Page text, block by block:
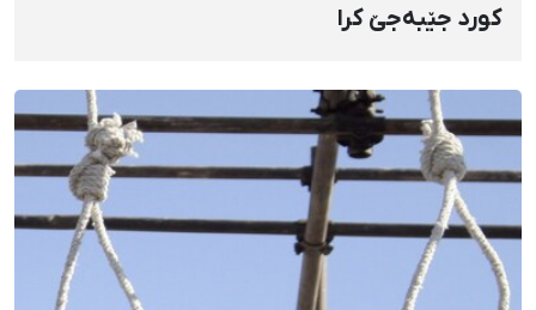
کورد جێبەجێ کرا